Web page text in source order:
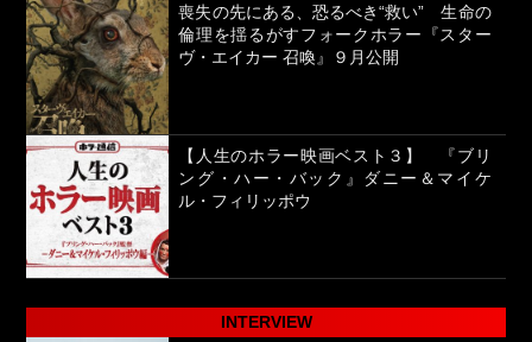
喪失の先にある、恐るべき“救い” 生命の
倫理を揺るがすフォークホラー『スター
ヴ・エイカー 召喚』９月公開
【人生のホラー映画ベスト３】 『ブリ
ング・ハー・バック』ダニー＆マイケ
ル・フィリッポウ
INTERVIEW